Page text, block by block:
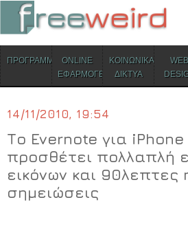
Skip to content
ΠΡΟΓΡΑΜΜΑΤΑONLINE
ΕΦΑΡΜΟΓΕΣ
ΚΟΙΝΩΝΙΚΑ
ΔΙΚΤΥΑ
WEB
14/11/2010, 19:54
Το Evernote για iPhone
προσθέτει πολλαπλή
εικόνων και 90λεπτες
σημειώσεις